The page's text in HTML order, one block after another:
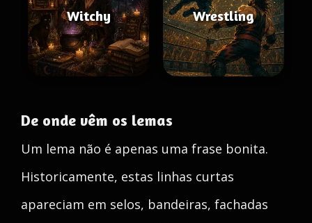
Witchy Wrestling
De onde vêm os lemas
Um lema não é apenas uma frase bonita.
Historicamente, estas linhas curtas
apareciam em selos, bandeiras, fachadas